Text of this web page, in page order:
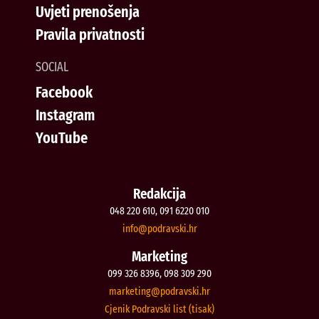
Uvjeti prenošenja
Pravila privatnosti
SOCIAL
Facebook
Instagram
YouTube
Redakcija
048 220 610, 091 6220 010
rh.iksvardop
@ofni
Marketing
099 326 8396, 098 309 290
rh.iksvardop
@gnitekram
Cjenik Podravski list (tisak)